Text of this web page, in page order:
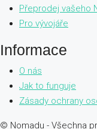
Přeprodej vašeho
Pro vývojáře
Informace
O nás
Jak to funguje
Zásady ochrany
© Nomadu - Všechna